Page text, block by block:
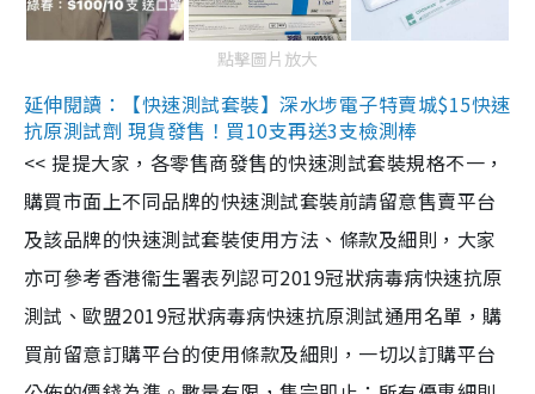
點擊圖片放大
延伸閱讀：【快速測試套裝】深水埗電子特賣城$15快速
抗原測試劑 現貨發售！買10支再送3支檢測棒
<< 提提大家，各零售商發售的快速測試套裝規格不一，
購買市面上不同品牌的快速測試套裝前請留意售賣平台
及該品牌的快速測試套裝使用方法、條款及細則，大家
亦可參考香港衞生署表列認可2019冠狀病毒病快速抗原
測試、歐盟2019冠狀病毒病快速抗原測試通用名單，購
買前留意訂購平台的使用條款及細則，一切以訂購平台